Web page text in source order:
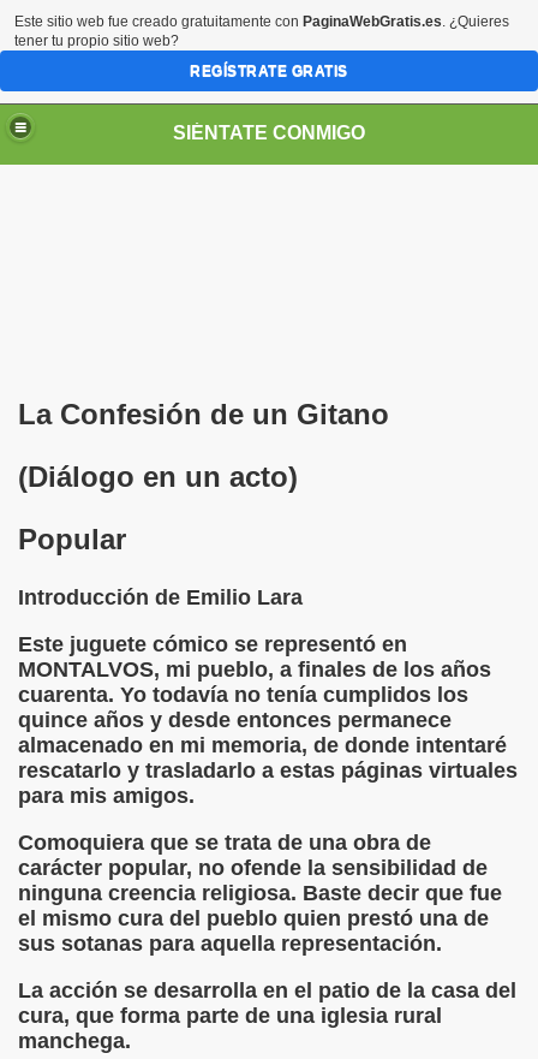
SIÉNTATE CONMIGO
La Confesión de un Gitano
(Diálogo en un acto)
Popular
Introducción de Emilio Lara
Este juguete cómico se representó en
MONTALVOS, mi pueblo, a finales de los años
cuarenta. Yo todavía no tenía cumplidos los
quince años y desde entonces permanece
almacenado en mi memoria, de donde intentaré
rescatarlo y trasladarlo a estas páginas virtuales
para mis amigos.
Comoquiera que se trata de una obra de
carácter popular, no ofende la sensibilidad de
ninguna creencia religiosa. Baste decir que fue
el mismo cura del pueblo quien prestó una de
sus sotanas para aquella representación.
La acción se desarrolla en el patio de la casa del
cura, que forma parte de una iglesia rural
manchega.
(Camilo José Cela)
Español
de Texto)
Gallego)
Blanco)
Este sitio web fue creado gratuitamente con PaginaWebGratis.es. ¿Quieres
tener tu propio sitio web?
REGÍSTRATE GRATIS